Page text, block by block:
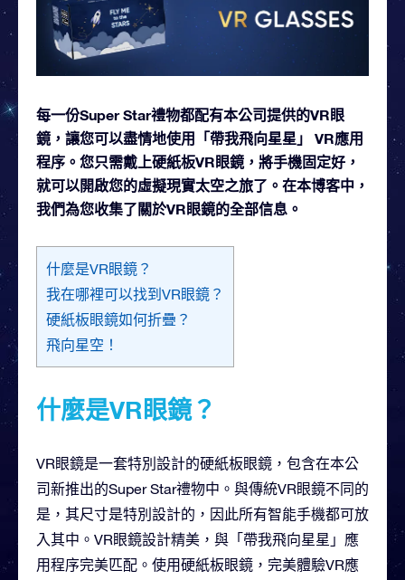
每一份Super Star禮物都配有本公司提供的VR眼
鏡，讓您可以盡情地使用「帶我飛向星星」 VR應用
程序。您只需戴上硬紙板VR眼鏡，將手機固定好，
就可以開啟您的虛擬現實太空之旅了。在本博客中，
我們為您收集了關於VR眼鏡的全部信息。
什麼是VR眼鏡？
我在哪裡可以找到VR眼鏡？
硬紙板眼鏡如何折疊？
飛向星空！
什麼是VR眼鏡？
VR眼鏡是一套特別設計的硬紙板眼鏡，包含在本公
司新推出的Super Star禮物中。與傳統VR眼鏡不同的
是，其尺寸是特別設計的，因此所有智能手機都可放
入其中。VR眼鏡設計精美，與「帶我飛向星星」應
用程序完美匹配。使用硬紙板眼鏡，完美體驗VR應